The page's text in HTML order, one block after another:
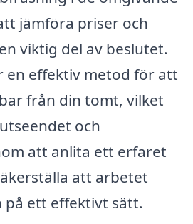
jämföra priser och
viktig del av beslutet.
en effektiv metod för att
från din tomt, vilket
och
att anlita ett erfaret
att arbetet
ett effektivt sätt.